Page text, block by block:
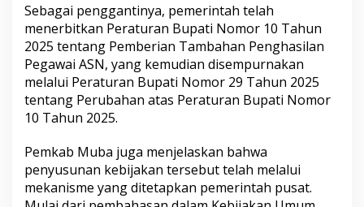
Sebagai penggantinya, pemerintah telah
menerbitkan Peraturan Bupati Nomor 10 Tahun
2025 tentang Pemberian Tambahan Penghasilan
Pegawai ASN, yang kemudian disempurnakan
melalui Peraturan Bupati Nomor 29 Tahun 2025
tentang Perubahan atas Peraturan Bupati Nomor
10 Tahun 2025.
Pemkab Muba juga menjelaskan bahwa
penyusunan kebijakan tersebut telah melalui
mekanisme yang ditetapkan pemerintah pusat.